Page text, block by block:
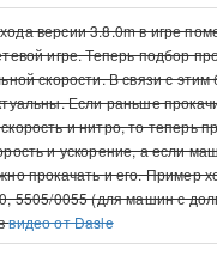
версии 3.8.0m в игре
игре. Теперь подбор
скорости. В связи с
Если раньше
и нитро, то теперь
и ускорение, а если
прокачать и его. Пример
5505/0055 (для машин с
видео от Dasle